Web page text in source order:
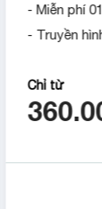
- Miễn phí
- Truyền
- Tặng 1
12 tháng.
Chỉ từ